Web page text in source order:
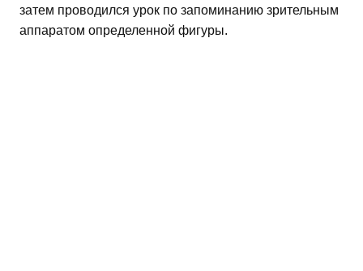
затем проводился урок по запоминанию зрительным
аппаратом определенной фигуры.